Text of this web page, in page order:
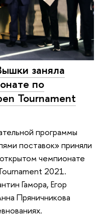
заняла
по
Tournament
программы
поставок» приняли
чемпионате
2021.
Гамора, Егор
Пряничникова